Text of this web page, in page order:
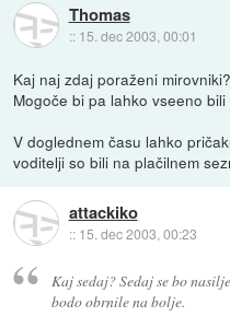
Thomas
:: 15. dec 2003, 00:01
Kaj naj zdaj poraženi
Mogoče bi pa lahko vseeno
V doglednem času lahko
voditelji so bili na plačilnem
attackiko
:: 15. dec 2003, 00:23
Kaj sedaj? Sedaj se bo
bodo obrnile na bolje.